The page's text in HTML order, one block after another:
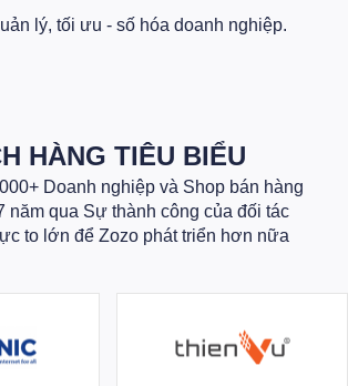
lý, tối ưu - số hóa doanh nghiệp.
HÀNG TIÊU BIỂU
Doanh nghiệp và Shop bán hàng
năm qua Sự thành công của đối tác
to lớn để Zozo phát triển hơn nữa